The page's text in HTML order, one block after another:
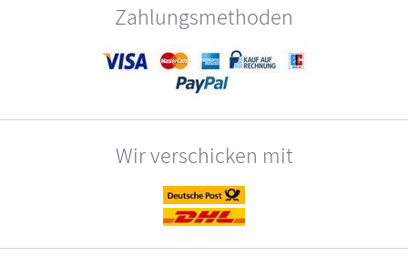
Zahlungsmethoden
Wir verschicken mit